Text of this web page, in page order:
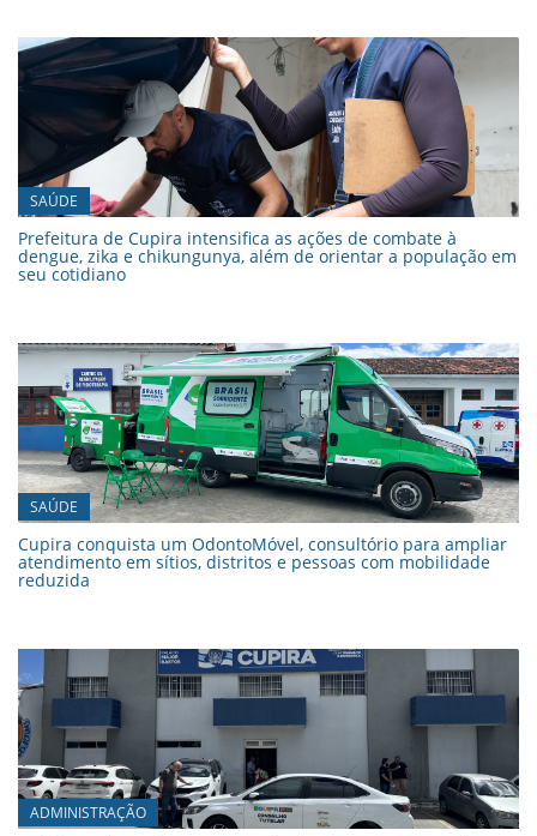
SAÚDE
Prefeitura de Cupira intensifica as ações de combate à
dengue, zika e chikungunya, além de orientar a população em
seu cotidiano
SAÚDE
Cupira conquista um OdontoMóvel, consultório para ampliar
atendimento em sítios, distritos e pessoas com mobilidade
reduzida
ADMINISTRAÇÃO